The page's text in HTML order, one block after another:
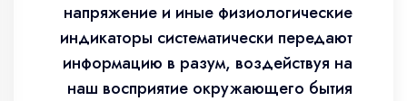
напряжение и иные физиологические
индикаторы систематически передают
информацию в разум, воздействуя на
наш восприятие окружающего бытия